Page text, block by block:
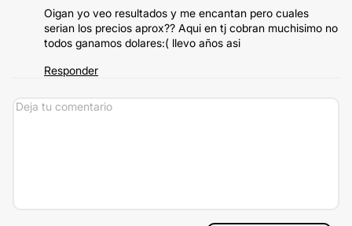
Oigan yo veo resultados y me encantan pero cuales
serian los precios aprox?? Aqui en tj cobran muchisimo no
todos ganamos dolares:( llevo años asi
Responder